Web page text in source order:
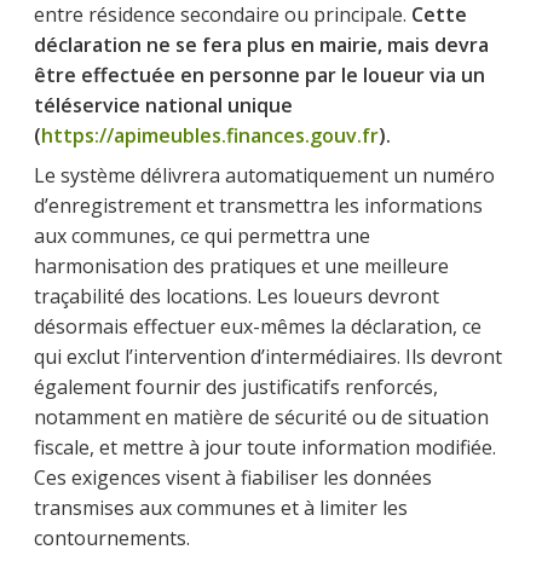
entre résidence secondaire ou principale. Cette
déclaration ne se fera plus en mairie, mais devra
être effectuée en personne par le loueur via un
téléservice national unique
(https://apimeubles.finances.gouv.fr).
Le système délivrera automatiquement un numéro
d’enregistrement et transmettra les informations
aux communes, ce qui permettra une
harmonisation des pratiques et une meilleure
traçabilité des locations. Les loueurs devront
désormais effectuer eux-mêmes la déclaration, ce
qui exclut l’intervention d’intermédiaires. Ils devront
également fournir des justificatifs renforcés,
notamment en matière de sécurité ou de situation
fiscale, et mettre à jour toute information modifiée.
Ces exigences visent à fiabiliser les données
transmises aux communes et à limiter les
contournements.